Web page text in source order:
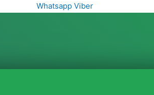
Whatsapp Viber